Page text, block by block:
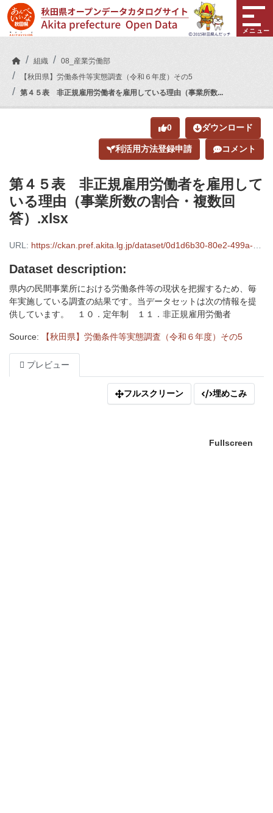
Skip to main content
メニュー
組織
08_産業労働部
【秋田県】労働条件等実態調査（令和６年度）その5
第４５表 非正規雇用労働者を雇用している理由（事業所数...
0 ダウンロード
利活用方法登録申請 コメント
第４５表 非正規雇用労働者を雇用して
いる理由（事業所数の割合・複数回
答）.xlsx
URL: https://ckan.pref.akita.lg.jp/dataset/0d1d6b30-80e2-499a-a2eb-cab346886574/resource/767dc9bf-56c8-4689-bd4f-f8b42f194e95/download/.xlsx
Dataset description:
県内の民間事業所における労働条件等の現状を把握するため、毎
年実施している調査の結果です。当データセットは次の情報を提
供しています。 １０．定年制 １１．非正規雇用労働者
Source: 【秋田県】労働条件等実態調査（令和６年度）その5
プレビュー
フルスクリーン 埋めこみ
Fullscreen